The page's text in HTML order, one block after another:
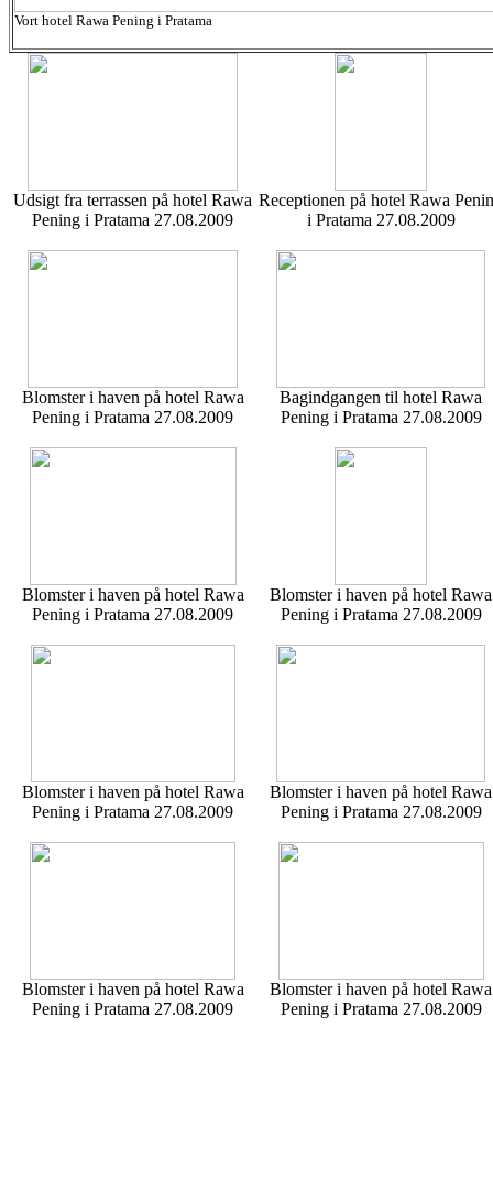
Vort hotel Rawa Pening i Pratama
Udsigt fra terrassen på hotel Rawa
Pening i Pratama 27.08.2009
Receptionen på hotel Rawa
i Pratama 27.08.2009
Blomster i haven på hotel Rawa
Pening i Pratama 27.08.2009
Bagindgangen til hotel Rawa
Pening i Pratama 27.08.2009
Blomster i haven på hotel Rawa
Pening i Pratama 27.08.2009
Blomster i haven på hotel Rawa
Pening i Pratama 27.08.2009
Blomster i haven på hotel Rawa
Pening i Pratama 27.08.2009
Blomster i haven på hotel Rawa
Pening i Pratama 27.08.2009
Blomster i haven på hotel Rawa
Pening i Pratama 27.08.2009
Blomster i haven på hotel Rawa
Pening i Pratama 27.08.2009